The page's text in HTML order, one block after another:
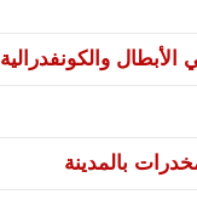
والكونفدرالية
بالمدينة